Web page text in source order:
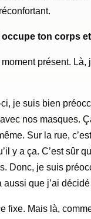
occupe ton corps
présent.
je suis bien
nos masques.
Sur la rue,
y a ça. C’est sûr
Donc, je suis
aussi que j’ai
fixe. Mais là,